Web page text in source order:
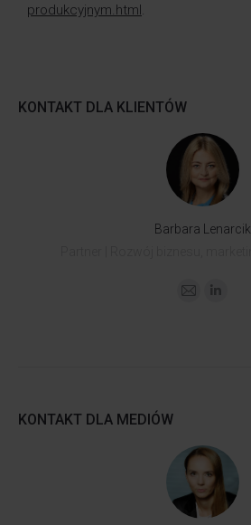
produkcyjnym.html.
KONTAKT DLA KLIENTÓW
Barbara Lenarcik
KONTAKT DLA MEDIÓW